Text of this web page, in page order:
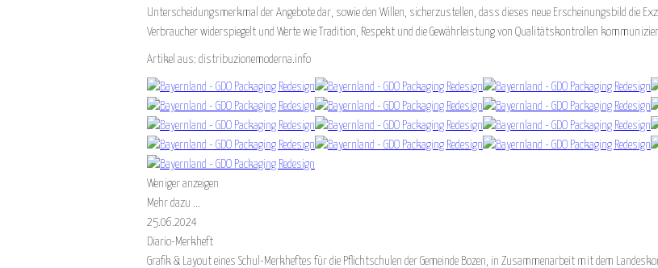
Unterscheidungsmerkmal der Angebote dar, sowie den Willen, sicherzustellen, dass dieses neue Erscheinungsbild die
Verbraucher widerspiegelt und Werte wie Tradition, Respekt und die Gewährleistung von Qualitätskontrollen
Artikel aus: distribuzionemoderna.info
Weniger anzeigen
Mehr dazu ...
25.06.2024
Diario-Merkheft
Grafik & Layout eines Schul-Merkheftes für die Pflichtschulen der Gemeinde Bozen, in Zusammenarbeit mit dem